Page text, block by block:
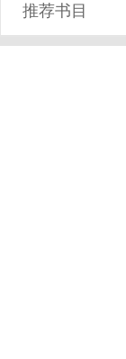
推荐书目